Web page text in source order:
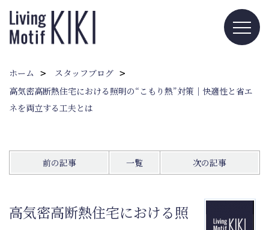
ホーム
スタッフブログ
高気密高断熱住宅における照明の“こもり熱”対策｜快適性と省エ
ネを両立する工夫とは
前の記事 一覧 次の記事
高気密高断熱住宅における照